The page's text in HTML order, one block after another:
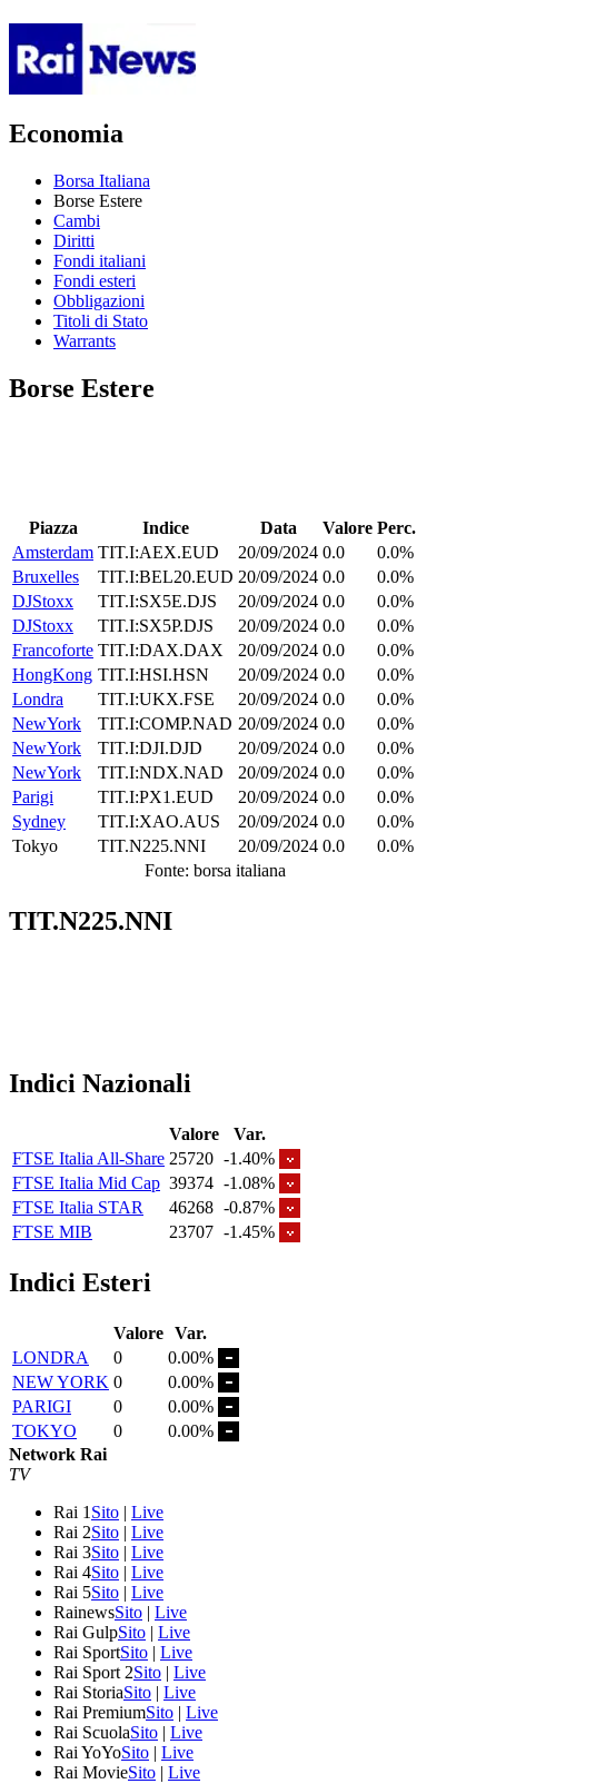
Economia
Borsa Italiana
Borse Estere
Cambi
Diritti
Fondi italiani
Fondi esteri
Obbligazioni
Titoli di Stato
Warrants
Borse Estere
Piazza Indice Data Valore Perc.
Amsterdam TIT.I:AEX.EUD 20/09/2024 0.0
0.0%
Bruxelles
TIT.I:BEL20.EUD 20/09/2024 0.0
0.0%
DJStoxx
TIT.I:SX5E.DJS 20/09/2024 0.0
0.0%
DJStoxx
TIT.I:SX5P.DJS 20/09/2024 0.0
0.0%
Francoforte TIT.I:DAX.DAX 20/09/2024 0.0
0.0%
HongKong TIT.I:HSI.HSN 20/09/2024 0.0
0.0%
Londra
TIT.I:UKX.FSE 20/09/2024 0.0
0.0%
NewYork
TIT.I:COMP.NAD 20/09/2024 0.0
0.0%
NewYork
TIT.I:DJI.DJD 20/09/2024 0.0
0.0%
NewYork
TIT.I:NDX.NAD 20/09/2024 0.0
0.0%
Parigi
TIT.I:PX1.EUD 20/09/2024 0.0
0.0%
Sydney
TIT.I:XAO.AUS 20/09/2024 0.0
0.0%
Tokyo
TIT.N225.NNI 20/09/2024 0.0
0.0%
Fonte: borsa italiana
TIT.N225.NNI
Indici Nazionali
Valore
Var.
FTSE Italia All-Share 25720 -1.40%
FTSE Italia Mid Cap 39374 -1.08%
FTSE Italia STAR
46268 -0.87%
FTSE MIB
23707 -1.45%
Indici Esteri
Valore Var.
LONDRA
0
0.00%
NEW YORK 0
0.00%
PARIGI
0
0.00%
TOKYO
0
0.00%
Network Rai
TV
Rai 1 Sito | Live
Rai 2Sito | Live
Rai 3Sito | Live
Rai 4Sito | Live
Rai 5Sito | Live
RainewsSito | Live
Rai GulpSito | Live
Rai SportSito | Live
Rai Sport 2Sito | Live
Rai StoriaSito | Live
Rai PremiumSito | Live
Rai ScuolaSito | Live
Rai YoYoSito | Live
Rai MovieSito | Live